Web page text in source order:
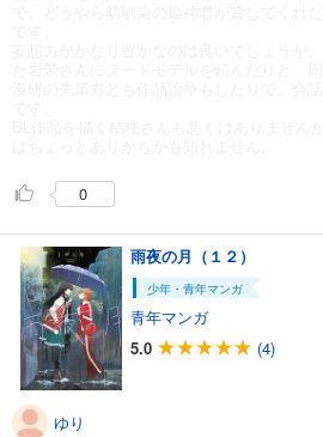
0
雨夜の月（１２）
少年・青年マンガ
青年マンガ
5.0
(4)
ゆり